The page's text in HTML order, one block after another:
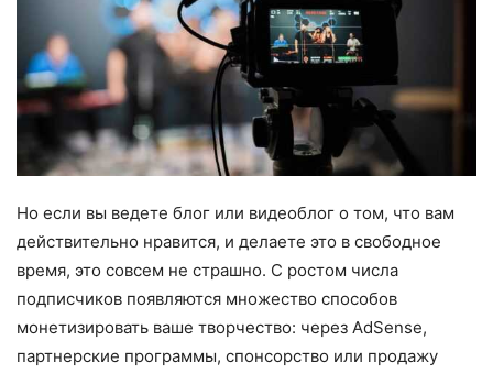
Но если вы ведете блог или видеоблог о том, что вам
действительно нравится, и делаете это в свободное
время, это совсем не страшно. С ростом числа
подписчиков появляются множество способов
монетизировать ваше творчество: через AdSense,
партнерские программы, спонсорство или продажу